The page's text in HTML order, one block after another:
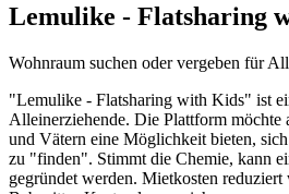
Lemulike - Flatsharing
Wohnraum suchen oder vergeben für
"Lemulike - Flatsharing with Kids" ist
Alleinerziehende. Die Plattform möchte
und Vätern eine Möglichkeit bieten,
zu "finden". Stimmt die Chemie, kann
gegründet werden. Mietkosten reduziert